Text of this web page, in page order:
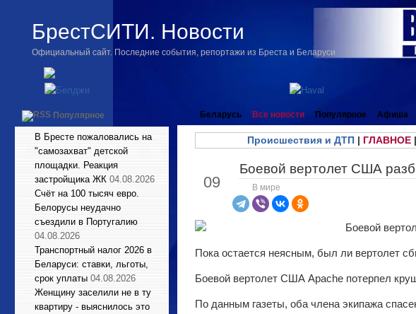
БрестСИТИ. Новости
Официальный сайт. Последние события, репортажи из Бреста и Беларуси
Популярное
В Бресте пожаловались на
"самозахват" детской
площадки. Реакция
застройщика ЖК 04.08.2026
Счёт на 100 тысяч евро.
Белорусы неудачно
съездили в Португалию
04.08.2026
Транспортный налог 2026 в
Беларуси: ставки, льготы,
срок уплаты 04.08.2026
Женщину заселили не в ту
квартиру - выяснилось это
Беларусь Все новости Популярное Афиша
Происшествия и ДТП| ГЛАВНОЕ|
09
Боевой вертолет США
В мире
Пока остается неясным, был ли вертолет
Боевой вертолет США Apache потерпел
По данным газеты, оба члена экипажа